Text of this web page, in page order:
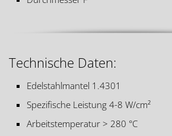
Technische Daten:
Edelstahlmantel 1.4301
Spezifische Leistung 4-8 W/cm²
Arbeitstemperatur > 280 °C